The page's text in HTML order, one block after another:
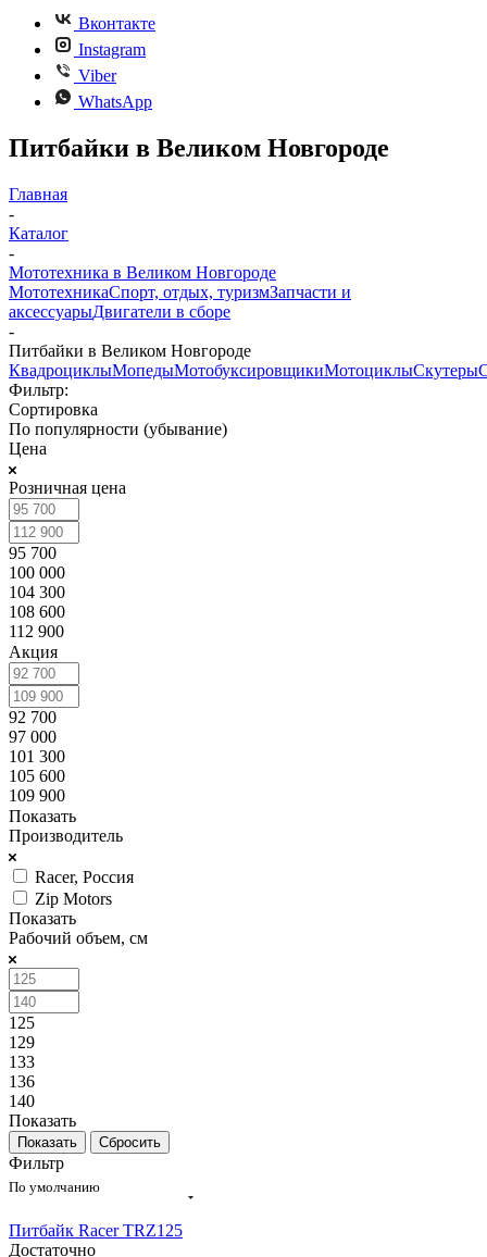
Вконтакте
Instagram
Viber
WhatsApp
Питбайки в Великом Новгороде
Главная
-
Каталог
-
Мототехника в Великом Новгороде
МототехникаСпорт, отдых, туризмЗапчасти и
аксессуарыДвигатели в сборе
-
Питбайки в Великом Новгороде
КвадроциклыМопедыМотобуксировщикиМотоциклыСкутеры
Фильтр:
Сортировка
По популярности (убывание)
Цена
Розничная цена
95 700
100 000
104 300
108 600
112 900
Акция
92 700
97 000
101 300
105 600
109 900
Показать
Производитель
Racer, Россия
Zip Motors
Показать
Рабочий объем, см
125
129
133
136
140
Показать
Сбросить
Фильтр
По умолчанию
Питбайк Racer TRZ125
Достаточно